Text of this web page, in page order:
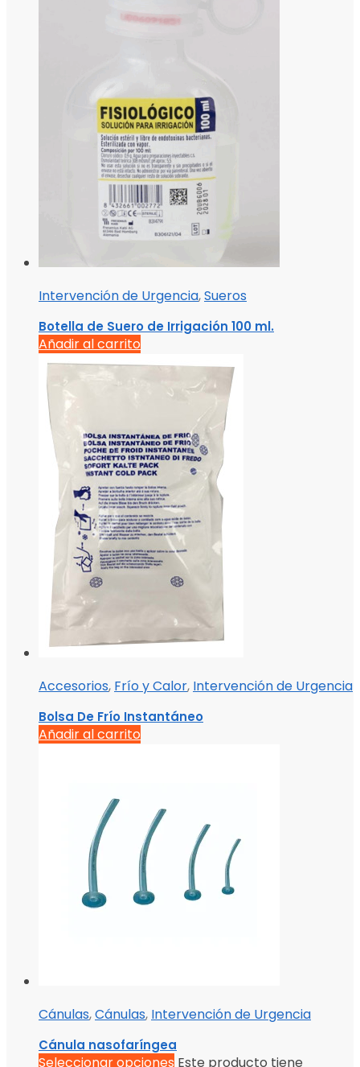
Intervención de Urgencia,Sueros
Botella de Suero de Irrigación 100 ml.
Añadir al carrito
Accesorios, Frío y Calor, Intervención de Urgencia
Bolsa De Frío Instantáneo
Añadir al carrito
Cánulas,Cánulas, Intervención de Urgencia
Cánula nasofaríngea
Seleccionar opciones Este producto tiene